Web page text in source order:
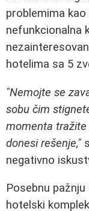
problemima
nefunkcionalna
hotelima sa 5
"Nemojte se
sobu čim
momenta tražite
donesi rešenje,"
negativno
Posebnu
hotelski